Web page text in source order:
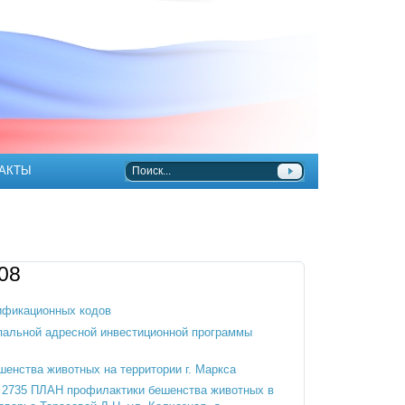
кодов
адресной инвестиционной программы
животных на территории г. Маркса
ПЛАН профилактики бешенства животных в